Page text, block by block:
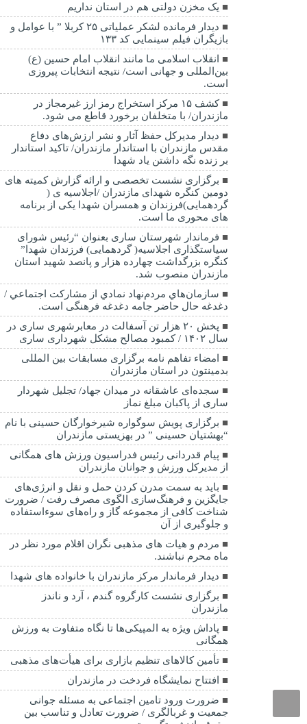
یک مخزن دولتی هم در استان نداریم
دیدار فرمانده لشکر عملیاتی ۲۵ کربلا ” با عوامل و
بازیگران فیلم سینمایی کد ۱۳۳
انقلاب اسلامی ما مانند انقلاب امام حسین (ع)
بین‌المللی و جهانی است/ نتیجه انتخابات پیروزی
است.
کشف ۱۵ مرکز استخراج رمز ارز غیرمجاز در
مازندران/ با متخلفان برخورد قاطع می شود.
دیدار مدیرکل حفظ آثار و نشر ارزش‌های دفاع
مقدس مازندران با استاندار مازندران/ تاکید استاندار
بر زنده نگه داشتن یاد شهدا
برگزاری نشست تخصصی و ارائه گزارش کمیته های
دومین کنگره شهدای مازندران /اجلاسیه ی (
گردهمایی)فرزندان و همسران شهدا یکی از برنامه
های محوری ما است.
فرماندار شهرستان ساری بعنوان “رئیس شورای
سیاستگذاری اجلاسیه( گردهمایی) فرزندان شهدا”
کنگره بزرگداشت چهارده هزار و پانصد شهید استان
مازندران منصوب شد.
سازمان‌هاي مردم‌نهاد نمادي از مشاركت اجتماعي /
دغدغه حال حاضر جامه دغدغه فرهنگی است.
پخش ۲۰ هزار تن آسفالت در معابرشهری ساری در
سال ۱۴۰۲ / کمبود مصالح مشکل شهرداری ساری
امضاء تفاهم نامه برگزاری مسابقات بین المللی
بدمینتون در استان مازندران
سجده‌ای عاشقانه در میدان جهاد/ تجلیل شهردار
ساری از پاکبان مبلغ نماز
برگزاری پویش سوگواره شیرخوارگان حسینی با نام
“بهشتیان حسینی ” در بهزیستی مازندران
پیام قدردانی رئیس فدراسیون ورزش های همگانی
از مدیرکل ورزش و جوانان مازندران
باید به سمت مدرن کردن حمل و نقل و انرژی‌های
جایگزین و فرهنگ‌سازی الگوی مصرف رفت / ضرورت
شناخت کافی از مجموعه گاز و راه‌های سوءاستفاده
و جلوگیری از آن
مردم و هیات های مذهبی نگران اقلام مورد نظر در
ماه محرم نباشند.
دیدار فرماندار مرکز مازندران با خانواده های شهدا
برگزاری نشست کارگروه گندم ، آرد و ناندز
مازندران
پاداش ویژه به المپیکی‌ها تا نگاه متفاوت به ورزش
همگانی
تأمین کالاهای تنظیم بازاری برای هیأت‌های مذهبی
افتتاح نمایشگاه فردخت در مازندران
ضرورت ورود تامین اجتماعی به مسئله جوانی
جمعیت و غربالگری / ضرورت تعادل و تناسب بین